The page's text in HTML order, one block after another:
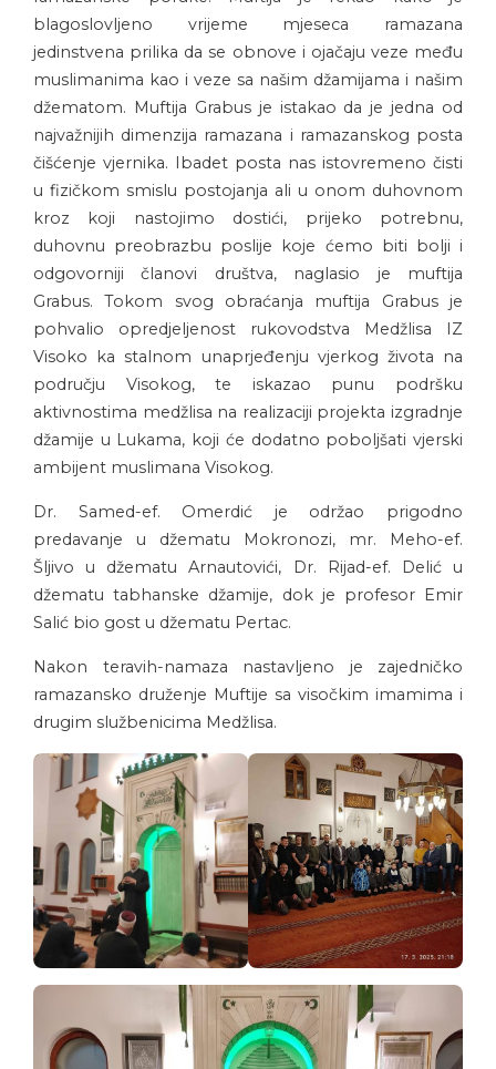
blagoslovljeno vrijeme mjeseca ramazana
jedinstvena prilika da se obnove i ojačaju veze među
muslimanima kao i veze sa našim džamijama i našim
džematom. Muftija Grabus je istakao da je jedna od
najvažnijih dimenzija ramazana i ramazanskog posta
čišćenje vjernika. Ibadet posta nas istovremeno čisti
u fizičkom smislu postojanja ali u onom duhovnom
kroz koji nastojimo dostići, prijeko potrebnu,
duhovnu preobrazbu poslije koje ćemo biti bolji i
odgovorniji članovi društva, naglasio je muftija
Grabus. Tokom svog obraćanja muftija Grabus je
pohvalio opredjeljenost rukovodstva Medžlisa IZ
Visoko ka stalnom unaprjeđenju vjerkog života na
području Visokog, te iskazao punu podršku
aktivnostima medžlisa na realizaciji projekta izgradnje
džamije u Lukama, koji će dodatno poboljšati vjerski
ambijent muslimana Visokog.
Dr. Samed-ef. Omerdić je održao prigodno
predavanje u džematu Mokronozi, mr. Meho-ef.
Šljivo u džematu Arnautovići, Dr. Rijad-ef. Delić u
džematu tabhanske džamije, dok je profesor Emir
Salić bio gost u džematu Pertac.
Nakon teravih-namaza nastavljeno je zajedničko
ramazansko druženje Muftije sa visočkim imamima i
drugim službenicima Medžlisa.